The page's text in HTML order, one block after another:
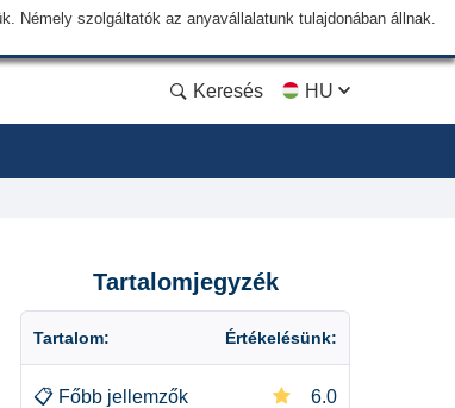
Némely szolgáltatók az anyavállalatunk tulajdonában állnak.
Keresés HU
Tartalomjegyzék
Tartalom: Értékelésünk:
📋 Főbb jellemzők 6.0